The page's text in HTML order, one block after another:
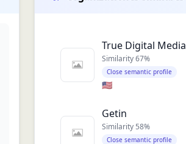
True Digital Media
Similarity67%
Close semantic profile
🇺🇸
Getin
Similarity 58%
Close semantic profile